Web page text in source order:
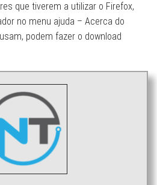
que tiverem a utilizar o Firefox,
no menu ajuda – Acerca do
podem fazer o download